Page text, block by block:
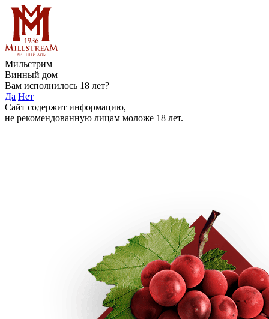
Мильстрим
Винный дом
Вам исполнилось 18 лет?
Да Нет
Сайт содержит информацию,
не рекомендованную лицам моложе 18 лет.